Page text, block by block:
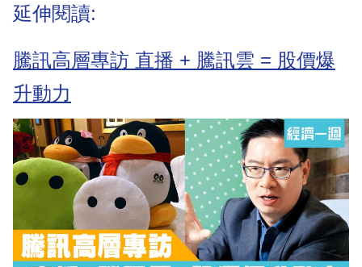
延伸閱讀:
騰訊高層專訪 直播 + 騰訊雲 = 股價爆
升動力